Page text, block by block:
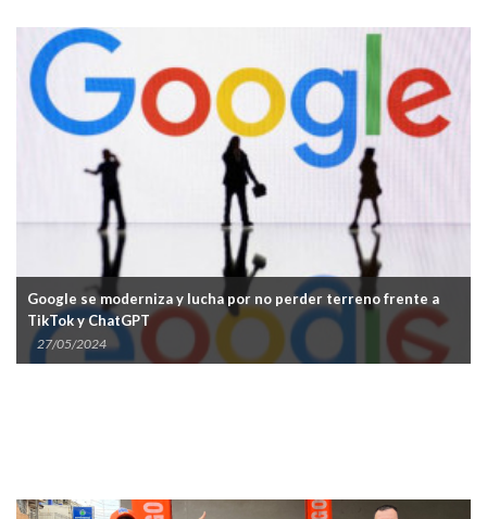
Google se moderniza y lucha por no perder terreno frente a
TikTok y ChatGPT
27/05/2024